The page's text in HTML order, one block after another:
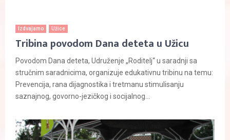
Izdvajamo Užice
Tribina povodom Dana deteta u Užicu
Povodom Dana deteta, Udruženje „Roditelj“ u saradnji sa
stručnim saradnicima, organizuje edukativnu tribinu na temu:
Prevencija, rana dijagnostika i tretmanu stimulisanju
saznajnog, govorno-jezičkog i socijalnog...